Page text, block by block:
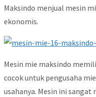
Maksindo menjual mesin
ekonomis.
Mesin mie maksindo
cocok untuk pengusaha
usahanya. Mesin ini